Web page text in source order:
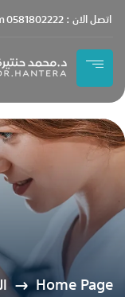
اتصل الان : 0581802222
Home Page